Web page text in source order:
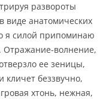
развороты
виде анатомических
я силой припоминаю
Отражание-волнение,
ее зеницы,
кличет беззвучно,
хтонь, нежная,